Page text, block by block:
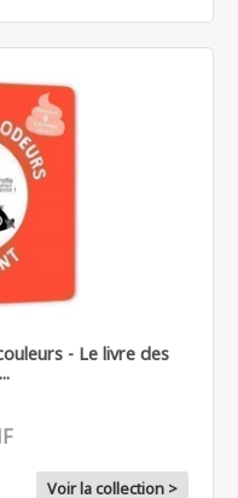
- Le livre des
Voir la collection >